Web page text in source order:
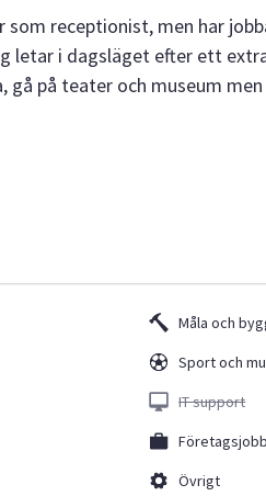
receptionist, men har
letar i dagsläget efter ett
på teater och museum men
Måla och
Sport och
IT support
Företagsjobb
Övrigt